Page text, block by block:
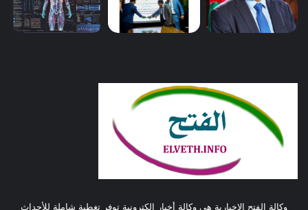
وكالة الفتح الإخبارية هي وكالة أخبار إلكترونية توفر تغطية شاملة للأحداث